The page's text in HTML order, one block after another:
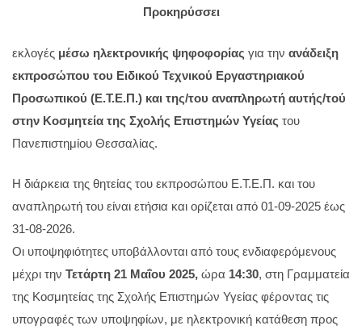
Προκηρύσσει
εκλογές μέσω ηλεκτρονικής ψηφοφορίας για την ανάδειξη
εκπροσώπου του Ειδικού Τεχνικού Εργαστηριακού
Προσωπικού (Ε.Τ.Ε.Π.) και της/του αναπληρωτή αυτής/τού
στην Κοσμητεία της Σχολής Επιστημών Υγείας του
Πανεπιστημίου Θεσσαλίας.
Η διάρκεια της θητείας του εκπροσώπου Ε.Τ.Ε.Π. και του
αναπληρωτή του είναι ετήσια και ορίζεται από 01-09-2025 έως
31-08-2026.
Οι υποψηφιότητες υποβάλλονται από τους ενδιαφερόμενους
μέχρι την Τετάρτη 21 Μαΐου 2025, ώρα 14:30, στη Γραμματεία
της Κοσμητείας της Σχολής Επιστημών Υγείας φέροντας τις
υπογραφές των υποψηφίων, με ηλεκτρονική κατάθεση προς